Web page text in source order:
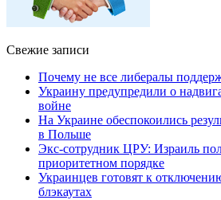
Свежие записи
Почему не все либералы
Украину предупредили о
войне
На Украине обеспокоились
в Польше
Экс-сотрудник ЦРУ: Израиль
приоритетном порядке
Украинцев готовят к
блэкаутах